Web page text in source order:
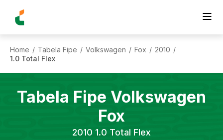
Home / Tabela Fipe / Volkswagen / Fox / 2010 /
1.0 Total Flex
Tabela Fipe Volkswagen
Fox
2010 1.0 Total Flex